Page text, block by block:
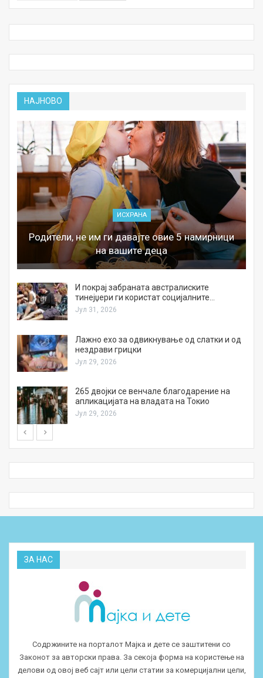
НАЈНОВО
ИСХРАНА
Родители, не им ги давајте овие 5 намирници
на вашите деца
И покрај забраната австралиските
тинејџери ги користат социјалните…
Јул 31, 2026
Лажно ехо за одвикнување од слатки и од
нездрави грицки
Јул 29, 2026
265 двојки се венчале благодарение на
апликацијата на владата на Токио
Јул 29, 2026
ЗА НАС
Содржините на порталот Мајка и дете се заштитени со
Законот за авторски права. За секоја форма на користење на
делови од овој веб сајт или цели статии за комерцијални цели,